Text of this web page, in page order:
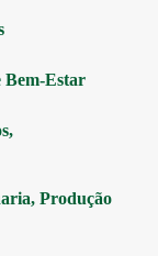
Bem-Estar
Produção